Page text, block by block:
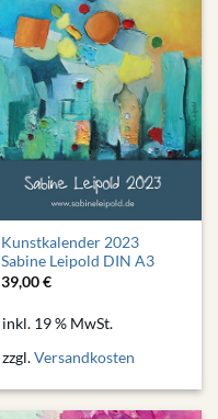
Kunstkalender 2023
Sabine Leipold DIN A3
39,00€
inkl. 19 % MwSt.
zzgl.Versandkosten